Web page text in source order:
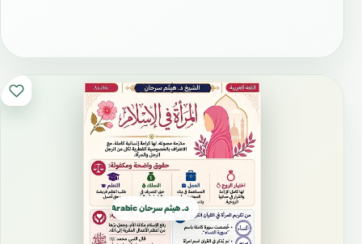
د. هيثم سرحان Arabic العربية